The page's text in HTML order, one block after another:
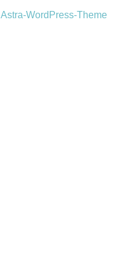
Astra-WordPress-Theme